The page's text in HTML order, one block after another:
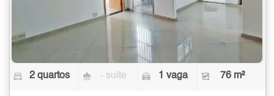
2 quartos - suíte 1 vaga 76 m²